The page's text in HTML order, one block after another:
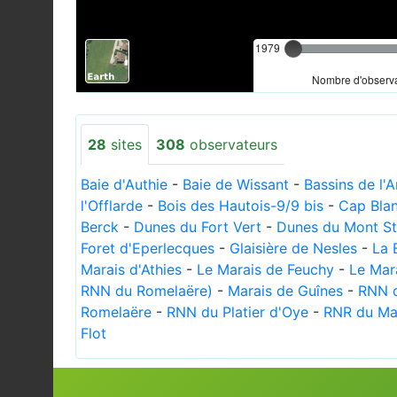
1979
Nombre
28 sites 308 observateurs
Baie d'Authie - Baie de Wissant - Bassins de
l'Offlarde - Bois des Hautois-9/9 bis - Cap
Berck - Dunes du Fort Vert - Dunes du Mont
Foret d'Eperlecques - Glaisière de Nesles - La
Marais d'Athies - Le Marais de Feuchy - Le
RNN du Romelaëre) - Marais de Guînes - RNN
Romelaëre - RNN du Platier d'Oye - RNR du
Flot